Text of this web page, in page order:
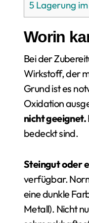
5 Lagerung
Worin
Bei der
Wirkstoff, der
Grund ist es
Oxidation
nicht geeignet.
bedeckt sind.
Steingut oder
verfügbar.
eine dunkle
Metall). Nicht